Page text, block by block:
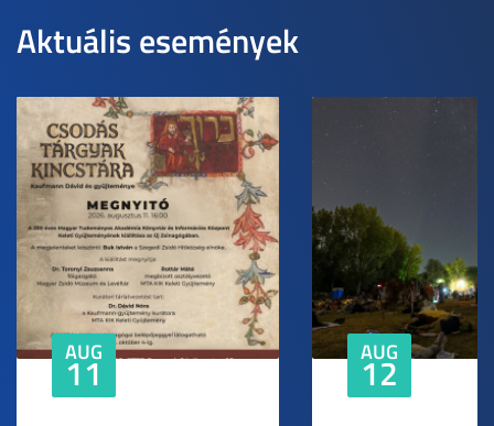
Aktuális események
AUG
11 AUG
12